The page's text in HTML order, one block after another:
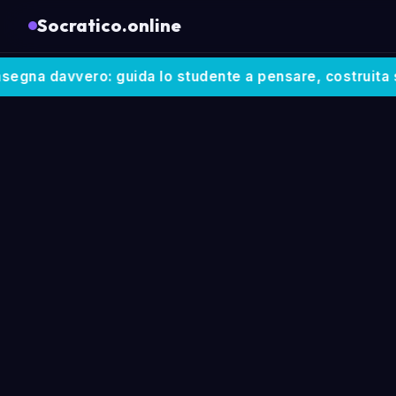
Socratico.online
guida lo studente a pensare, costruita sui